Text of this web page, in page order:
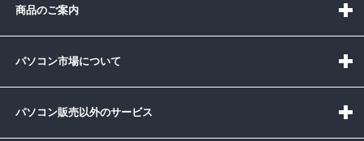
商品のご案内
パソコン市場について
パソコン販売以外のサービス